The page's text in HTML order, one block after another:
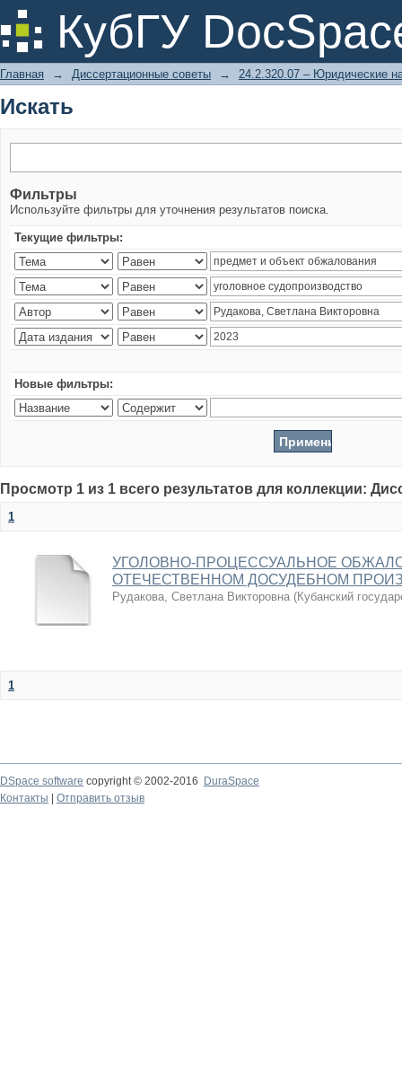
КубГУ
Искать
Главная → Диссертационные советы → 24.2.320.07 – Юридические
Искать
Фильтры
Используйте фильтры для уточнения результатов поиска.
Текущие фильтры:
Новые фильтры:
Просмотр 1 из 1 всего результатов для коллекции:
1
УГОЛОВНО-ПРОЦЕССУАЛЬНОЕ
ОТЕЧЕСТВЕННОМ ДОСУДЕБНОМ
Рудакова, Светлана Викторовна (Кубанский
1
DSpace software copyright © 2002-2016
DuraSpace
Контакты
Отправить отзыв